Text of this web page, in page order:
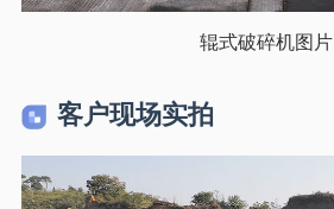
辊式破碎机图片
客户现场实拍